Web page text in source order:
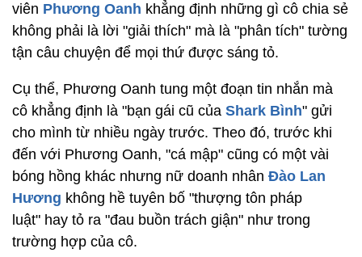
viên Phương Oanh khẳng định những gì cô chia sẻ
không phải là lời "giải thích" mà là "phân tích" tường
tận câu chuyện để mọi thứ được sáng tỏ.
Cụ thể, Phương Oanh tung một đoạn tin nhắn mà
cô khẳng định là "bạn gái cũ của Shark Bình" gửi
cho mình từ nhiều ngày trước. Theo đó, trước khi
đến với Phương Oanh, "cá mập" cũng có một vài
bóng hồng khác nhưng nữ doanh nhân Đào Lan
Hương không hề tuyên bố "thượng tôn pháp
luật" hay tỏ ra "đau buồn trách giận" như trong
trường hợp của cô.